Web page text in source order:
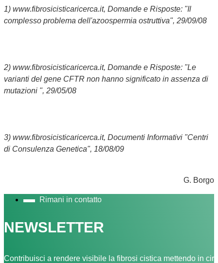
1) www.fibrosicisticaricerca.it, Domande e Risposte: "Il
complesso problema dell'azoospermia ostruttiva", 29/09/08
2) www.fibrosicisticaricerca.it, Domande e Risposte: "Le
varianti del gene CFTR non hanno significato in assenza di
mutazioni ", 29/05/08
3) www.fibrosicisticaricerca.it, Documenti Informativi "Centri
di Consulenza Genetica", 18/08/09
G. Borgo
Rimani in contatto
NEWSLETTER
Contribuisci a rendere visibile la fibrosi cistica mettendo in